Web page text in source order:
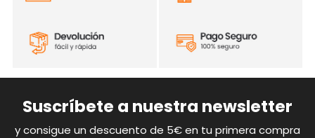
Suscríbete a nuestra newsletter
y consigue un descuento de 5€ en tu primera compra